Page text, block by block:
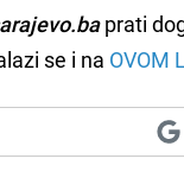
prati
se i na OVOM